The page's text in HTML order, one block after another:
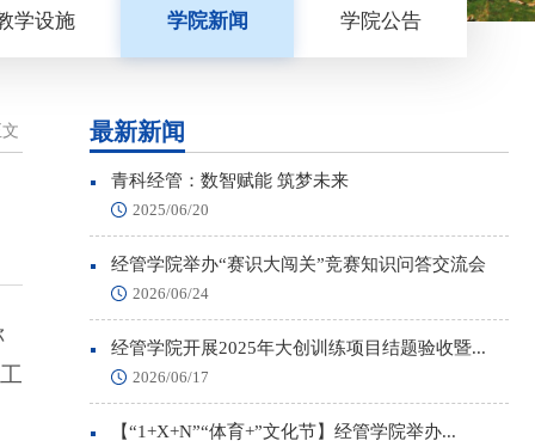
学设施 学院新闻 学院公告
最新新闻
青科经管：数智赋能 筑梦未来
2025/06/20
经管学院举办“赛识大闯关”竞赛知识问答交流会
2026/06/24
经管学院开展2025年大创训练项目结题验收暨...
2026/06/17
【“1+X+N”“体育+”文化节】经管学院举办...